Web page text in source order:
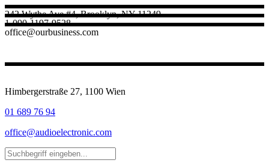
242 Wythe Ave #4, Brooklyn, NY 11249
1-090-1197-9528
office@ourbusiness.com
Himbergerstraße 27, 1100 Wien
01 689 76 94
office@audioelectronic.com